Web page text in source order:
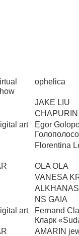
ophelica
JAKE LIU
CHAPURIN
art
Egor
Florentina
OLA OLA
VANESA
NS GAIA
art
Fernand
Кларк
AMARIN